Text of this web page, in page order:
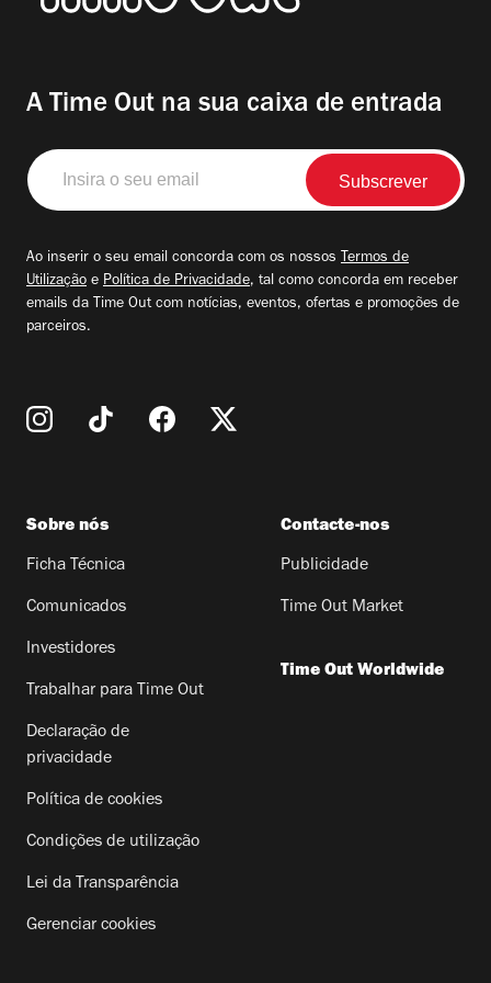
A Time Out na sua caixa de entrada
Insira
o
seu
Ao inserir o seu email concorda com os nossos Termos de
Utilização e Política de Privacidade, tal como concorda em receber
emails da Time Out com notícias, eventos, ofertas e promoções de
parceiros.
Sobre nós
Ficha Técnica
Comunicados
Investidores
Trabalhar para Time Out
Declaração de
privacidade
Política de cookies
Condições de utilização
Lei da Transparência
Gerenciar cookies
Contacte-nos
Publicidade
Time Out Market
Time Out Worldwide